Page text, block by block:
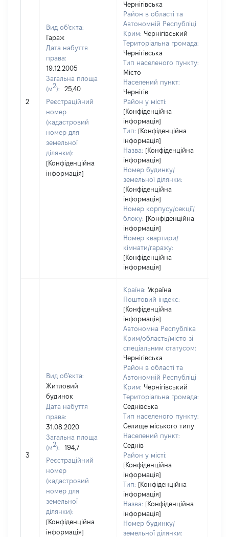
2
Вид об'єкта:
Гараж
Дата набуття
права:
19.12.2005
Загальна площа
(м2):
25,40
Реєстраційний
номер
(кадастровий
номер для
земельної
ділянки):
[Конфіденційна
інформація]
Чернігівська
Район в області та
Автономній Республіці
Крим: Чернігівський
Територіальна громада:
Чернігівська
Тип населеного пункту:
Місто
Населений пункт:
Чернігів
Район у місті:
[Конфіденційна
інформація]
Тип: [Конфіденційна
інформація]
Назва: [Конфіденційна
інформація]
Номер будинку/
земельної ділянки:
[Конфіденційна
інформація]
Номер корпусу/секції/
блоку: [Конфіденційна
інформація]
Номер квартири/
кімнати/гаражу:
[Конфіденційна
інформація]
3
Вид об'єкта:
Житловий
будинок
Дата набуття
права:
31.08.2020
Загальна площа
(м2):
194,7
Реєстраційний
номер
(кадастровий
номер для
земельної
ділянки):
[Конфіденційна
інформація]
Країна: Україна
Поштовий індекс:
[Конфіденційна
інформація]
Автономна Республіка
Крим/область/місто зі
спеціальним статусом:
Чернігівська
Район в області та
Автономній Республіці
Крим: Чернігівський
Територіальна громада:
Седнівська
Тип населеного пункту:
Селище міського типу
Населений пункт:
Седнів
Район у місті:
[Конфіденційна
інформація]
Тип: [Конфіденційна
інформація]
Назва: [Конфіденційна
інформація]
Номер будинку/
земельної ділянки: